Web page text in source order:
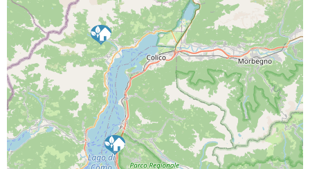
CAPOFILA:
PARTNER DI PROGETTO: